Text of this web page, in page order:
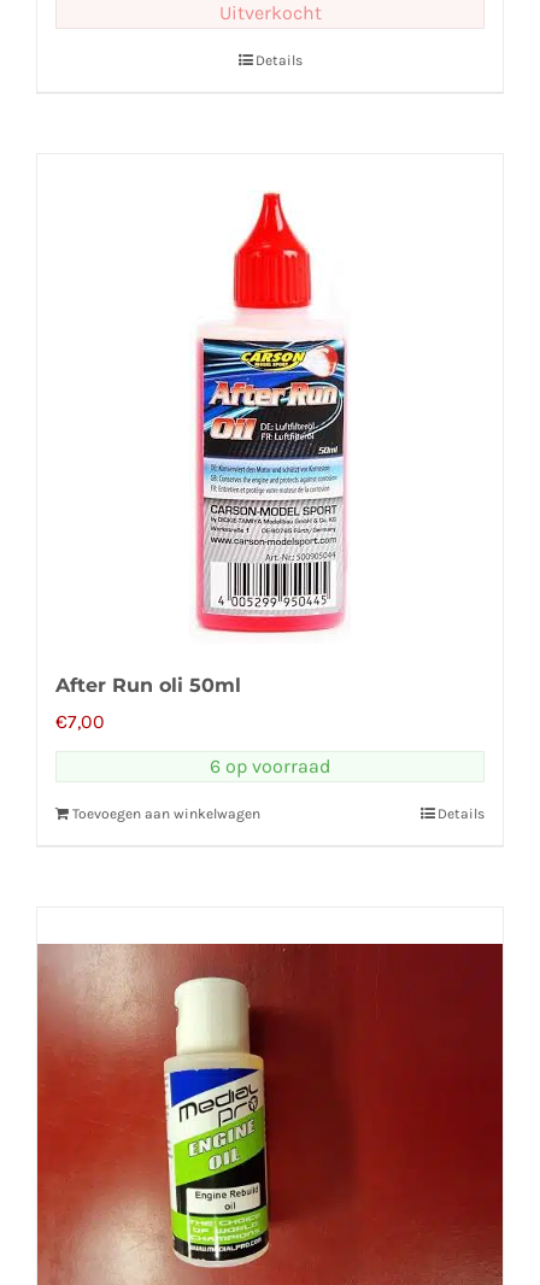
Uitverkocht
Details
After Run oli 50ml
€7,00
6 op voorraad
Toevoegen aan winkelwagen Details